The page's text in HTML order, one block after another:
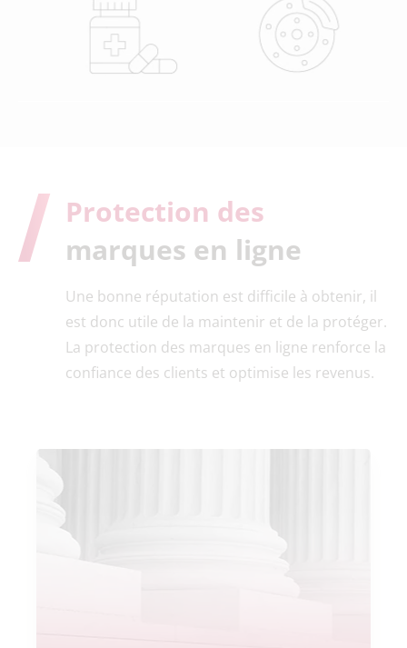
Protection des
marques en ligne
Une bonne réputation est difficile à obtenir, il
est donc utile de la maintenir et de la protéger.
La protection des marques en ligne renforce la
confiance des clients et optimise les revenus.